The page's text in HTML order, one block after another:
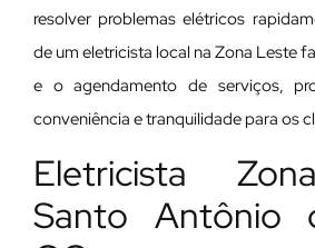
resolver problemas elétricos
de um eletricista local na Zona Leste
e o agendamento de serviços,
conveniência e tranquilidade para os
Eletricista
Santo Antônio